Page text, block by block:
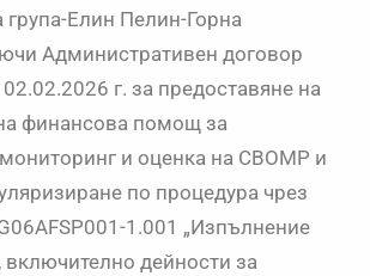
група-Елин Пелин-Горна
Административен договор
г. за предоставяне на
финансова помощ за
и оценка на СВОМР и
по процедура чрез
1.001 „Изпълнение
включително дейности за